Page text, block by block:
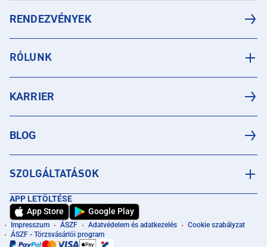
RENDEZVÉNYEK
RÓLUNK
KARRIER
BLOG
SZOLGÁLTATÁSOK
APP LETÖLTÉSE
App Store
Google Play
Impresszum ÁSZF Adatvédelem és adatkezelés
Cookie szabályzat
ÁSZF - Törzsvásárlói program